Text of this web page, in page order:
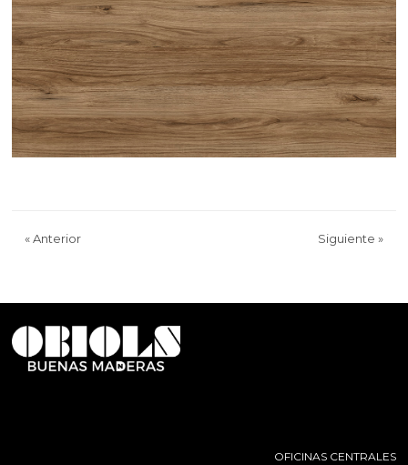
«Anterior Siguiente »
OFICINAS CENTRALES